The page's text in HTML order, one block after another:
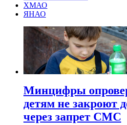
ХМАО
ЯНАО
Минцифры
детям не закроют
через запрет СМС